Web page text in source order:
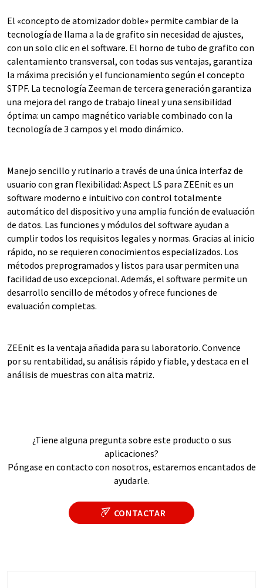
El «concepto de atomizador doble» permite cambiar de la
tecnología de llama a la de grafito sin necesidad de ajustes,
con un solo clic en el software. El horno de tubo de grafito con
calentamiento transversal, con todas sus ventajas, garantiza
la máxima precisión y el funcionamiento según el concepto
STPF. La tecnología Zeeman de tercera generación garantiza
una mejora del rango de trabajo lineal y una sensibilidad
óptima: un campo magnético variable combinado con la
tecnología de 3 campos y el modo dinámico.
Manejo sencillo y rutinario a través de una única interfaz de
usuario con gran flexibilidad: Aspect LS para ZEEnit es un
software moderno e intuitivo con control totalmente
automático del dispositivo y una amplia función de evaluación
de datos. Las funciones y módulos del software ayudan a
cumplir todos los requisitos legales y normas. Gracias al inicio
rápido, no se requieren conocimientos especializados. Los
métodos preprogramados y listos para usar permiten una
facilidad de uso excepcional. Además, el software permite un
desarrollo sencillo de métodos y ofrece funciones de
evaluación completas.
ZEEnit es la ventaja añadida para su laboratorio. Convence
por su rentabilidad, su análisis rápido y fiable, y destaca en el
análisis de muestras con alta matriz.
¿Tiene alguna pregunta sobre este producto o sus
aplicaciones?
Póngase en contacto con nosotros, estaremos encantados de
ayudarle.
CONTACTAR